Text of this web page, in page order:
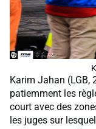
Karim Jahan (LGB,
patiemment les
court avec des
les juges sur